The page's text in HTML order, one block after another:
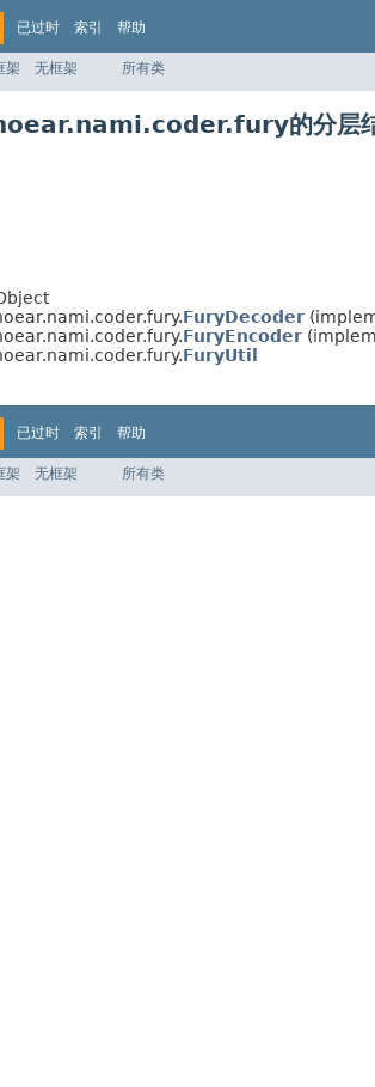
已过时 索引 帮助
架 无框架 所有类
的分层
FuryDecoder
FuryEncoder
FuryUtil
已过时 索引 帮助
架 无框架 所有类